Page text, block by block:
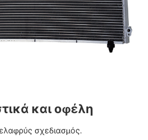
και οφέλη
σχεδιασμός.